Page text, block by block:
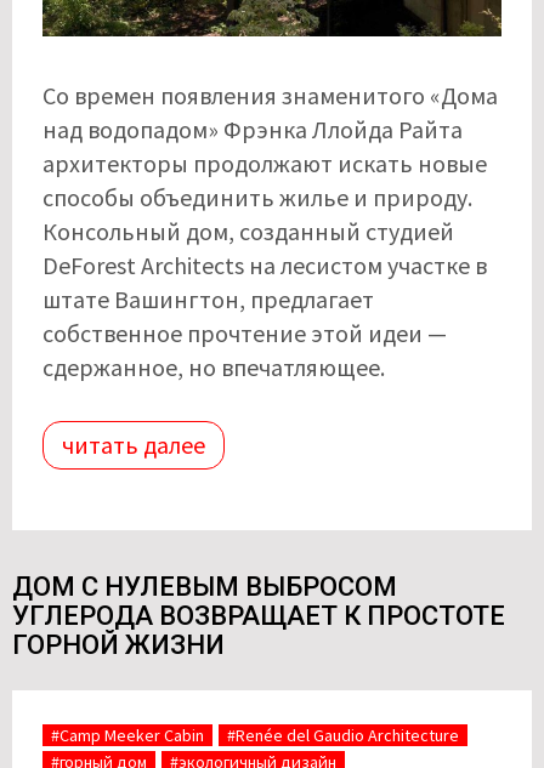
Со времен появления знаменитого «Дома
над водопадом» Фрэнка Ллойда Райта
архитекторы продолжают искать новые
способы объединить жилье и природу.
Консольный дом, созданный студией
DeForest Architects на лесистом участке в
штате Вашингтон, предлагает
собственное прочтение этой идеи —
сдержанное, но впечатляющее.
читать далее
ДОМ С НУЛЕВЫМ ВЫБРОСОМ
УГЛЕРОДА ВОЗВРАЩАЕТ К ПРОСТОТЕ
ГОРНОЙ ЖИЗНИ
#Camp Meeker Cabin
#Renée del Gaudio Architecture
#горный дом
#экологичный дизайн